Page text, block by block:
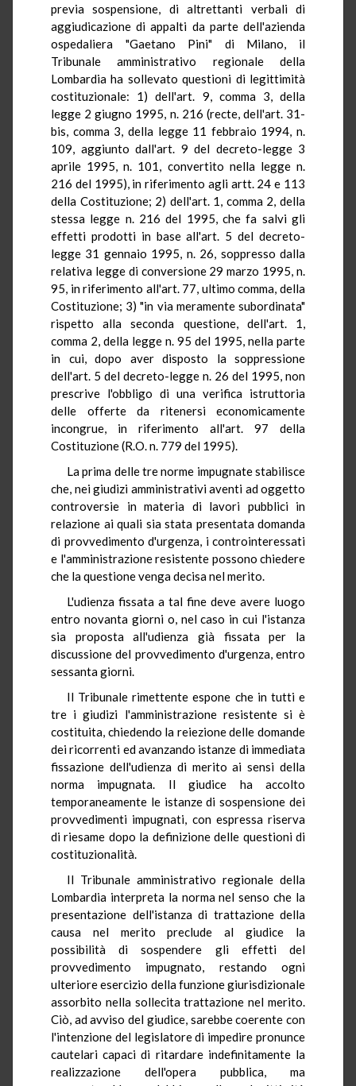
previa sospensione, di altrettanti verbali di
aggiudicazione di appalti da parte dell'azienda
ospedaliera "Gaetano Pini" di Milano, il
Tribunale amministrativo regionale della
Lombardia ha sollevato questioni di legittimità
costituzionale: 1) dell'art. 9, comma 3, della
legge 2 giugno 1995, n. 216 (recte, dell'art. 31-
bis, comma 3, della legge 11 febbraio 1994, n.
109, aggiunto dall'art. 9 del decreto-legge 3
aprile 1995, n. 101, convertito nella legge n.
216 del 1995), in riferimento agli artt. 24 e 113
della Costituzione; 2) dell'art. 1, comma 2, della
stessa legge n. 216 del 1995, che fa salvi gli
effetti prodotti in base all'art. 5 del decreto-
legge 31 gennaio 1995, n. 26, soppresso dalla
relativa legge di conversione 29 marzo 1995, n.
95, in riferimento all'art. 77, ultimo comma, della
Costituzione; 3) "in via meramente subordinata"
rispetto alla seconda questione, dell'art. 1,
comma 2, della legge n. 95 del 1995, nella parte
in cui, dopo aver disposto la soppressione
dell'art. 5 del decreto-legge n. 26 del 1995, non
prescrive l'obbligo di una verifica istruttoria
delle offerte da ritenersi economicamente
incongrue, in riferimento all'art. 97 della
Costituzione (R.O. n. 779 del 1995).
La prima delle tre norme impugnate stabilisce
che, nei giudizi amministrativi aventi ad oggetto
controversie in materia di lavori pubblici in
relazione ai quali sia stata presentata domanda
di provvedimento d'urgenza, i controinteressati
e l'amministrazione resistente possono chiedere
che la questione venga decisa nel merito.
L'udienza fissata a tal fine deve avere luogo
entro novanta giorni o, nel caso in cui l'istanza
sia proposta all'udienza già fissata per la
discussione del provvedimento d'urgenza, entro
sessanta giorni.
Il Tribunale rimettente espone che in tutti e
tre i giudizi l'amministrazione resistente si è
costituita, chiedendo la reiezione delle domande
dei ricorrenti ed avanzando istanze di immediata
fissazione dell'udienza di merito ai sensi della
norma impugnata. Il giudice ha accolto
temporaneamente le istanze di sospensione dei
provvedimenti impugnati, con espressa riserva
di riesame dopo la definizione delle questioni di
costituzionalità.
Il Tribunale amministrativo regionale della
Lombardia interpreta la norma nel senso che la
presentazione dell'istanza di trattazione della
causa nel merito preclude al giudice la
possibilità di sospendere gli effetti del
provvedimento impugnato, restando ogni
ulteriore esercizio della funzione giurisdizionale
assorbito nella sollecita trattazione nel merito.
Ciò, ad avviso del giudice, sarebbe coerente con
l'intenzione del legislatore di impedire pronunce
cautelari capaci di ritardare indefinitamente la
realizzazione dell'opera pubblica, ma